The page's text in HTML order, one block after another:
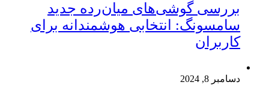
بررسی گوشی‌های میان‌رده جدید
سامسونگ: انتخابی هوشمندانه برای
کاربران
دسامبر 8, 2024